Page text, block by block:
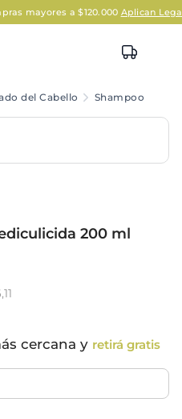
mayores a $120.000Aplican Legales
del Cabello Shampoo
200 ml
cercana y retirá gratis